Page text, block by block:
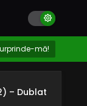
mă!
– Dublat
119 –
nou inamic
Un nou
118 –